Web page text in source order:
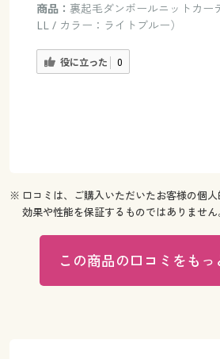
商品： 裏起毛ダンボールニットカー
LL / カラー：ライトブルー）
役に立った 0
※ 口コミは、ご購入いただいたお客様の個
効果や性能を保証するものではありません
この商品の口コミをもっ